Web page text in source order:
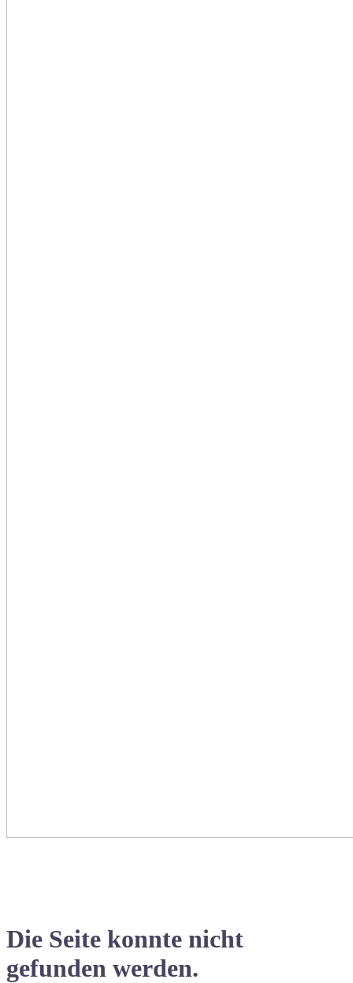
Die Seite konnte nicht
gefunden werden.